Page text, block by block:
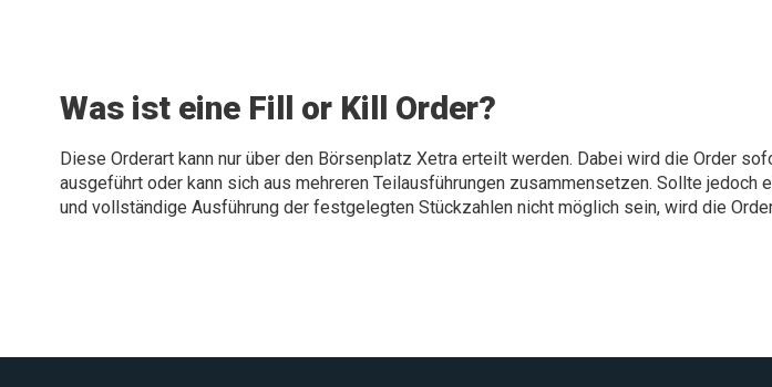
Was ist eine Fill or Kill Order?
Diese Orderart kann nur über den Börsenplatz Xetra erteilt werden. Dabei wird die Order
ausgeführt oder kann sich aus mehreren Teilausführungen zusammensetzen. Sollte jedoch
und vollständige Ausführung der festgelegten Stückzahlen nicht möglich sein, wird die